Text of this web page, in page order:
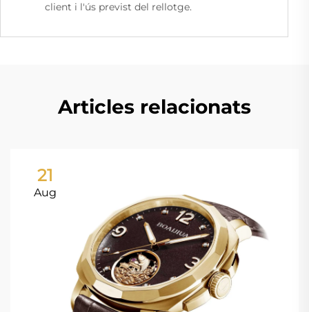
client i l'ús previst del rellotge.
Articles relacionats
21
Aug